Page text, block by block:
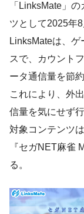
「LinksMate」
ツとして2025年
LinksMateは、
スで、カウント
ータ通信量を節約
これにより、外
信量を気にせず
対象コンテンツ
『セガNET麻雀
る。